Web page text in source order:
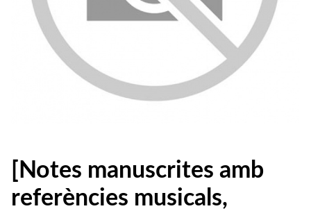
[Notes manuscrites amb
referències musicals,